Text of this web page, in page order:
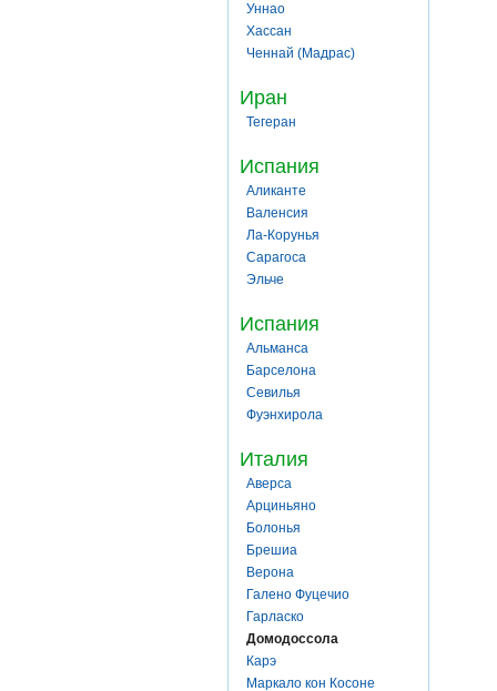
Уннао
Хассан
Ченнай (Мадрас)
Иран
Тегеран
Испания
Аликанте
Валенсия
Ла-Корунья
Сарагоса
Эльче
Испания
Альманса
Барселона
Севилья
Фуэнхирола
Италия
Аверса
Арциньяно
Болонья
Брешиа
Верона
Галено Фуцечио
Гарласко
Домодоссола
Карэ
Маркало кон Косоне